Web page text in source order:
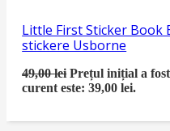
Little First Sticker Book
stickere Usborne
49,00lei Prețul inițial a
curent este: 39,00 lei.